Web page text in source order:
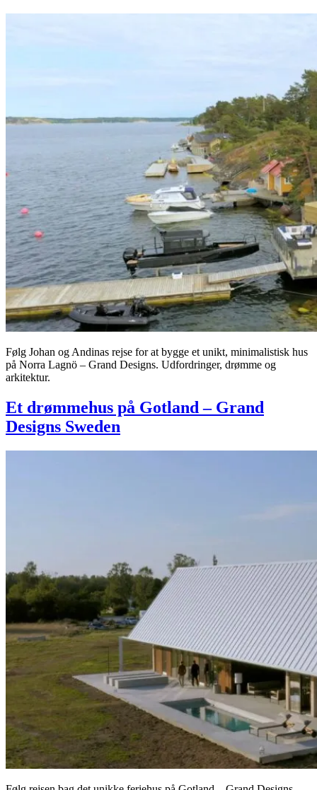
Følg Johan og Andinas rejse for at bygge et unikt, minimalistisk hus
på Norra Lagnö – Grand Designs. Udfordringer, drømme og
arkitektur.
Et drømmehus på Gotland – Grand
Designs Sweden